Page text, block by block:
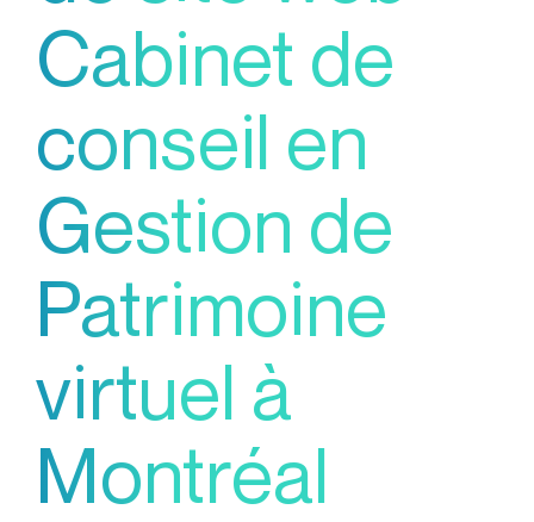
Cabinet de
conseil en
Gestion de
Patrimoine
virtuel à
Montréal